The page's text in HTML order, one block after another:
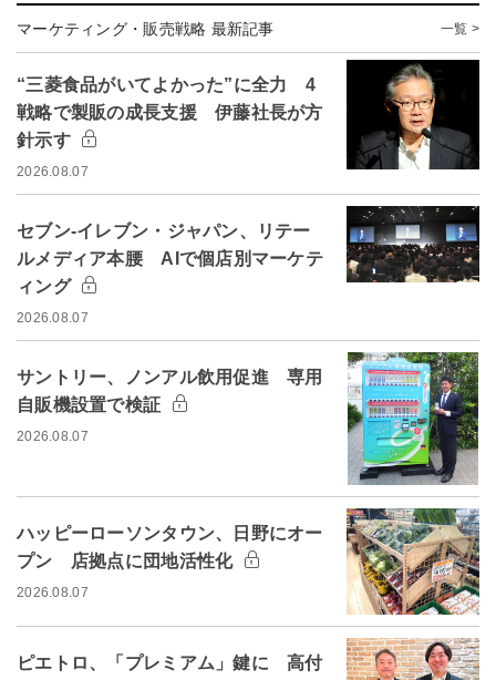
マーケティング・販売戦略 最新記事 一覧 >
“三菱食品がいてよかった”に全力 4
戦略で製販の成長支援 伊藤社長が方
針示す
2026.08.07
セブン-イレブン・ジャパン、リテー
ルメディア本腰 AIで個店別マーケテ
ィング
2026.08.07
サントリー、ノンアル飲用促進 専用
自販機設置で検証
2026.08.07
ハッピーローソンタウン、日野にオー
プン 店拠点に団地活性化
2026.08.07
ピエトロ、「プレミアム」鍵に 高付